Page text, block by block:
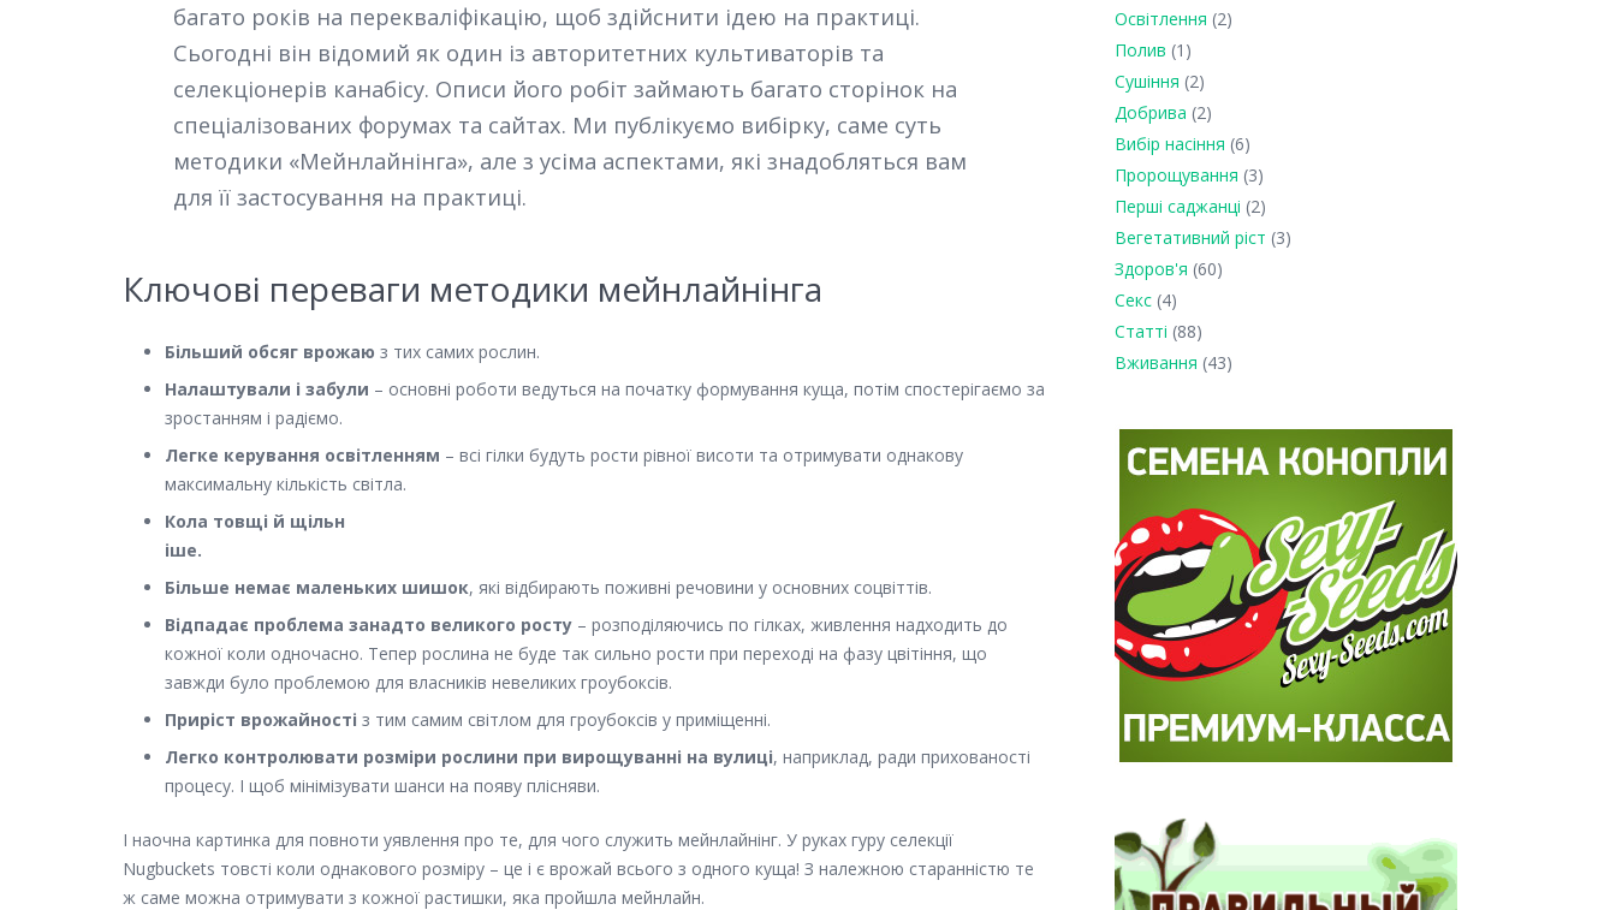
багато років на перекваліфікацію, щоб здійснити ідею на практиці.
Сьогодні він відомий як один із авторитетних культиваторів та
селекціонерів канабісу. Описи його робіт займають багато сторінок на
спеціалізованих форумах та сайтах. Ми публікуємо вибірку, саме суть
методики «Мейнлайнінга», але з усіма аспектами, які знадобляться вам
для її застосування на практиці.
Ключові переваги методики мейнлайнінга
Більший обсяг врожаю з тих самих рослин.
Налаштували і забули – основні роботи ведуться на початку формування куща, потім спостерігаємо за
зростанням і радіємо.
Легке керування освітленням – всі гілки будуть рости рівної висоти та отримувати однакову
максимальну кількість світла.
Кола товщі й щільн
іше.
Більше немає маленьких шишок, які відбирають поживні речовини у основних соцвіттів.
Відпадає проблема занадто великого росту – розподіляючись по гілках, живлення надходить до
кожної коли одночасно. Тепер рослина не буде так сильно рости при переході на фазу цвітіння, що
завжди було проблемою для власників невеликих гроубоксів.
Приріст врожайності з тим самим світлом для гроубоксів у приміщенні.
Легко контролювати розміри рослини при вирощуванні на вулиці, наприклад, ради прихованості
процесу. І щоб мінімізувати шанси на появу плісняви.
І наочна картинка для повноти уявлення про те, для чого служить мейнлайнінг. У руках гуру селекції
Nugbuckets товсті коли однакового розміру – це і є врожай всього з одного куща! З належною старанністю те
ж саме можна отримувати з кожної растишки, яка пройшла мейнлайн.
Освітлення (2)
Полив (1)
Сушіння (2)
Добрива (2)
Вибір насіння (6)
Пророщування (3)
Перші саджанці (2)
Вегетативний ріст (3)
Здоров'я (60)
Секс(4)
Статті (88)
Вживання (43)